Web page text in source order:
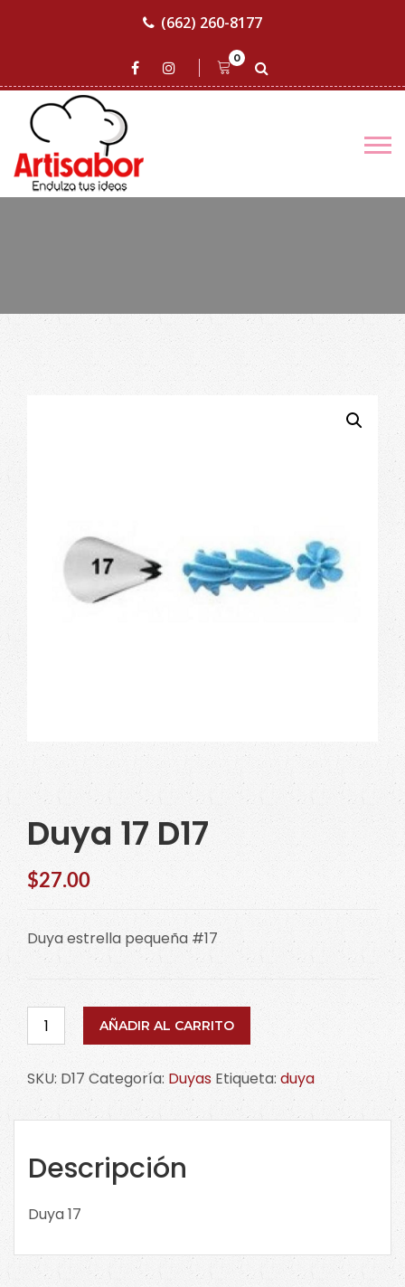
(662) 260-8177
0
Duya 17 D17
$27.00
Duya estrella pequeña #17
Duya
17
cantidad
AÑADIR AL CARRITO
SKU: D17 Categoría: Duyas Etiqueta: duya
Descripción
Duya 17